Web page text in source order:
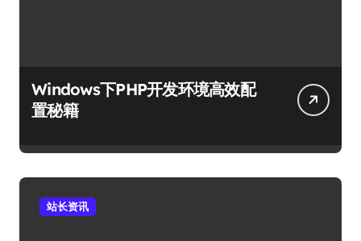
Windows下PHP开发环境高效配
置秘籍
站长资讯